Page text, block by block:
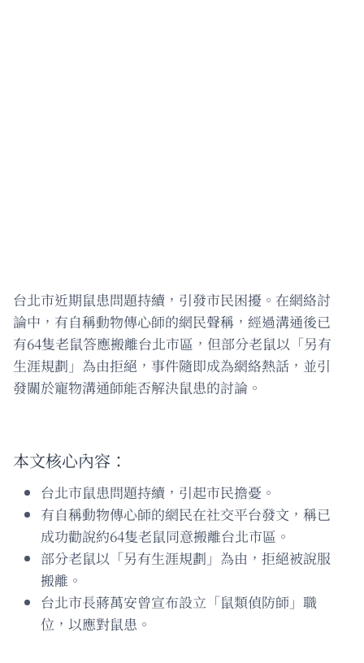
台北市近期鼠患問題持續，引發市民困擾。在網絡討
論中，有自稱動物傳心師的網民聲稱，經過溝通後已
有64隻老鼠答應搬離台北市區，但部分老鼠以「另有
生涯規劃」為由拒絕，事件隨即成為網絡熱話，並引
發關於寵物溝通師能否解決鼠患的討論。
本文核心內容：
台北市鼠患問題持續，引起市民擔憂。
有自稱動物傳心師的網民在社交平台發文，稱已
成功勸說約64隻老鼠同意搬離台北市區。
部分老鼠以「另有生涯規劃」為由，拒絕被說服
搬離。
台北市長蔣萬安曾宣布設立「鼠類偵防師」職
位，以應對鼠患。